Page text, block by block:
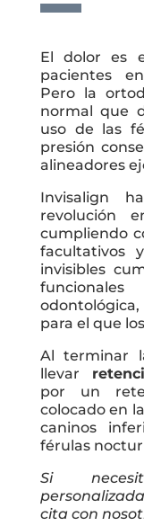
El dolor es
pacientes
Pero la
normal que
uso de las
presión
alineadores
Invisalign
revolución
cumpliendo
facultativos
invisibles
para el que
Al terminar
llevar
por un
colocado en
caninos
férulas
Si
cita con